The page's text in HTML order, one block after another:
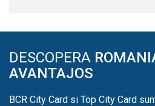
DESCOPERA
AVANTAJOS
BCR City Card si Top City Card